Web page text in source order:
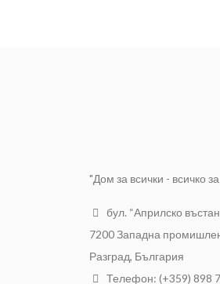
"Дом за всички - всичко
бул. “Априлско
7200 Западна
Разград, България
Телефон: (+359) 898